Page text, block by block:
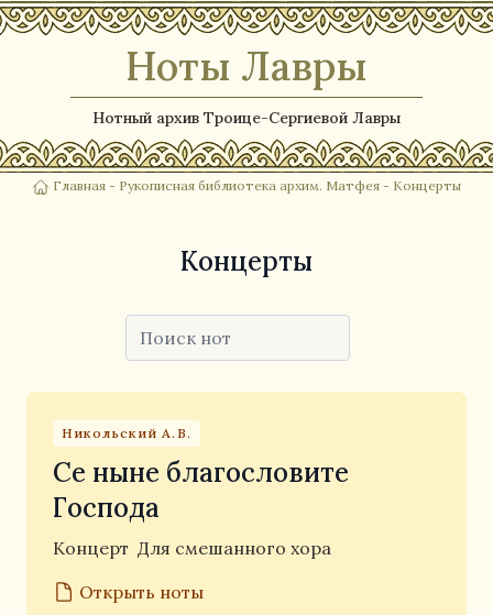
Ноты Лавры
Нотный архив Троице-Сергиевой Лавры
Главная - Рукописная библиотека архим. Матфея - Концерты
Концерты
Никольский А.В.
Се ныне благословите
Господа
Концерт Для смешанного хора
Открыть ноты